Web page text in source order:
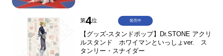
第4位
【グッズ-スタンドポップ】Dr.STONE アクリ
ルスタンド ホワイマンといっしょver. ス
タンリー・スナイダー
発売中